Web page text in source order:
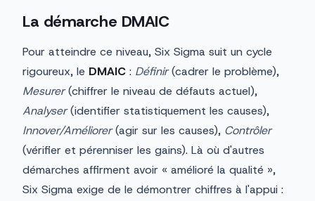
La démarche DMAIC
Pour atteindre ce niveau, Six Sigma suit un cycle
rigoureux, le DMAIC : Définir(cadrer le problème),
Mesurer(chiffrer le niveau de défauts actuel),
Analyser(identifier statistiquement les causes),
Innover/Améliorer(agir sur les causes), Contrôler
(vérifier et pérenniser les gains). Là où d'autres
démarches affirment avoir « amélioré la qualité »,
Six Sigma exige de le démontrer chiffres à l'appui :